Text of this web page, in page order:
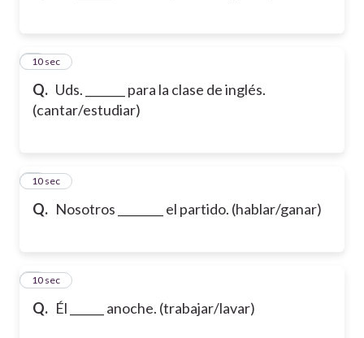
Q. Uds. _______ para la clase de inglés.
(cantar/estudiar)
410 sec
Q. Nosotros ________ el partido. (hablar/ganar)
510 sec
Q. Él ______ anoche. (trabajar/lavar)
610 sec